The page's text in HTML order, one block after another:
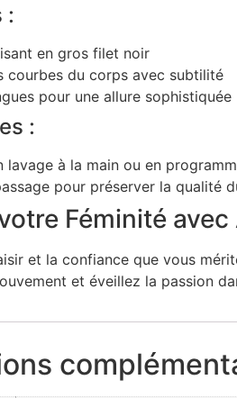
:
en gros filet noir
courbes du corps avec subtilité
pour une allure sophistiquée
:
lavage à la main ou en
pour préserver la qualité
Féminité
et la confiance que vous
et éveillez la passion